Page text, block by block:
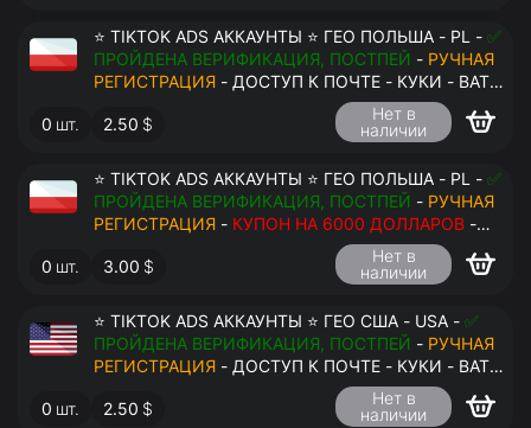
⭐ TIKTOK ADS АККАУНТЫ ⭐ ГЕО ПОЛЬША - PL - ✅
ПРОЙДЕНА ВЕРИФИКАЦИЯ, ПОСТПЕЙ - РУЧНАЯ
РЕГИСТРАЦИЯ - ДОСТУП К ПОЧТЕ - КУКИ - ВАТ
ЗАПОЛНЕН - ПЕРЕДАЧА В АНТИДЕТЕКТ
0 шт. 2.50 $
Нет в
наличии
⭐ TIKTOK ADS АККАУНТЫ ⭐ ГЕО ПОЛЬША - PL - ✅
ПРОЙДЕНА ВЕРИФИКАЦИЯ, ПОСТПЕЙ - РУЧНАЯ
РЕГИСТРАЦИЯ - КУПОН НА 6000 ДОЛЛАРОВ -
ДОСТУП К ПОЧТЕ - КУКИ - ВАТ ЗАПОЛНЕН -
ПЕРЕДАЧА В АНТИДЕТЕКТ
0 шт. 3.00 $
Нет в
наличии
⭐ TIKTOK ADS АККАУНТЫ ⭐ ГЕО США - USA - ✅
ПРОЙДЕНА ВЕРИФИКАЦИЯ, ПОСТПЕЙ - РУЧНАЯ
РЕГИСТРАЦИЯ - ДОСТУП К ПОЧТЕ - КУКИ - ВАТ
ЗАПОЛНЕН - ПЕРЕДАЧА В АНТИДЕТЕКТ
0 шт. 2.50 $
Нет в
наличии